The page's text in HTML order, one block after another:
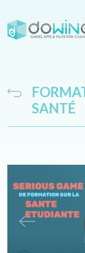
SANTÉ
Previous